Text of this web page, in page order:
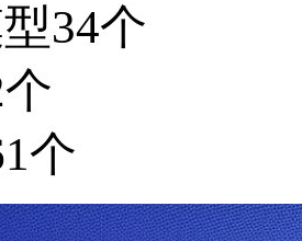
34个
个